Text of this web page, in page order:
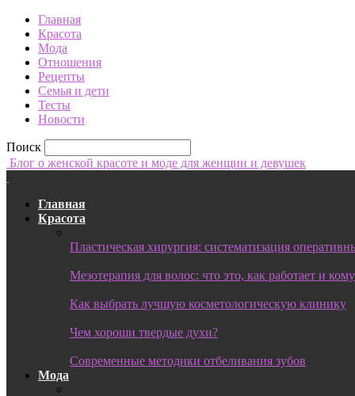
Главная
Красота
Мода
Отношения
Рецепты
Семья и дети
Тесты
Новости
Поиск
Блог о женской красоте и моде для женщин и девушек
Главная
Красота
Пластическая хирургия: систематизация
Мезотерапия для волос: что это, как работает и
Как выбрать лучшую косметологическую клинику
Чем хороши твердые духи?
Современные методики отбеливания зубов
Мода